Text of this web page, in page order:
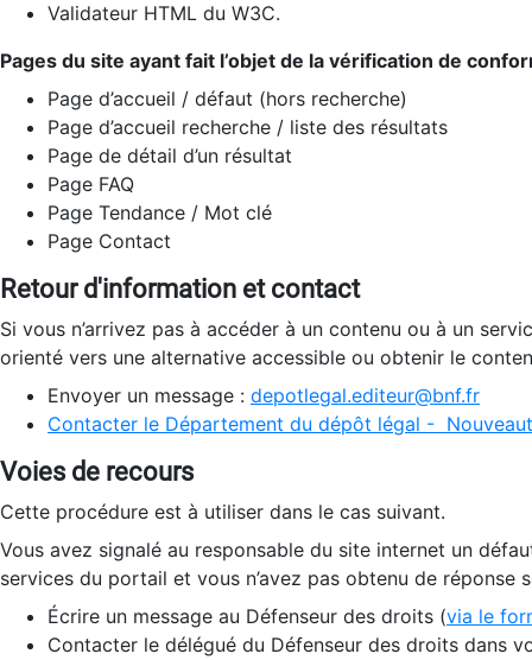
Validateur HTML du W3C.
Pages du site ayant fait l’objet de la vérification de
Page d’accueil / défaut (hors recherche)
Page d’accueil recherche / liste des résultats
Page de détail d’un résultat
Page FAQ
Page Tendance / Mot clé
Page Contact
Retour d'information et contact
Si vous n’arrivez pas à accéder à un contenu ou à un
orienté vers une alternative accessible ou obtenir le
Envoyer un message : depotlegal.editeur@bnf.fr
Contacter le Département du dépôt légal -
Voies de recours
Cette procédure est à utiliser dans le cas suivant.
Vous avez signalé au responsable du site internet un
services du portail et vous n’avez pas obtenu de réponse
Écrire un message au Défenseur des droits (via le
Contacter le délégué du Défenseur des droits dans